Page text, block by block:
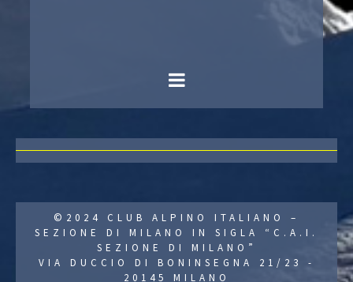
©2024 CLUB ALPINO ITALIANO –
SEZIONE DI MILANO IN SIGLA “C.A.I.
SEZIONE DI MILANO”
VIA DUCCIO DI BONINSEGNA 21/23 -
20145 MILANO